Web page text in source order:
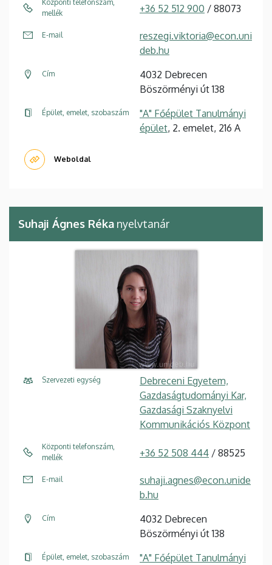
Központi telefonszám,
mellék
+36 52 512 900 / 88073
E-mail
reszegi.viktoria@econ.uni
deb.hu
Cím
4032 Debrecen
Böszörményi út 138
Épület, emelet, szobaszám
"A" Főépület Tanulmányi
épület, 2. emelet, 216 A
Weboldal
Suhaji Ágnes Réka nyelvtanár
Szervezeti egység
Debreceni Egyetem,
Gazdaságtudományi Kar,
Gazdasági Szaknyelvi
Kommunikációs Központ
Központi telefonszám,
mellék
+36 52 508 444 / 88525
E-mail
suhaji.agnes@econ.unide
b.hu
Cím
4032 Debrecen
Böszörményi út 138
Épület, emelet, szobaszám
"A" Főépület Tanulmányi